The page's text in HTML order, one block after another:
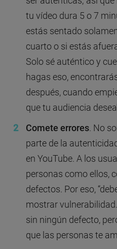
tu vídeo dura 5 o 7
estás sentado
cuarto o si estás
Solo sé auténtico y
hagas eso,
después, cuando
que tu audiencia
Comete errores . No
parte de la
en YouTube. A los
personas como ellos,
defectos. Por eso,
mostrar
sin ningún defecto,
que las personas te